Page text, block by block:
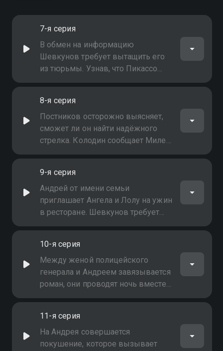
7-я серия
В обмен на информацию
Шевкунов требует вытащить его
из тюрьмы. Узнав, что Пикассо
перевели в колонию Постникова,
туда же и Шевкунова
8-я серия
Постников осторожно выясняет,
сможет ли он найти надёжного
стрелка. Колодин сообщает Миле,
что его досье запросили в Москве,
Дядя Миша приводит Дениса к
Ангелу
9-я серия
Андрей от имени семьи
приглашает Ангела и Лолу на ужин
в ресторане. Шевкунов требует
встречи с Постниковым. Ангел
сообщает о намерении разместить
в его банке крупную сумму денег.
Валя знакомит Дениса с семьёй и
дедом
10-я серия
Между женой полицейского
генерала и Андреем завязывается
роман, они проводят ночь вместе.
Вернувшись домой, женщина
убийства Корсакова
11-я серия
На Андрея совершается
покушение, которое вызывает